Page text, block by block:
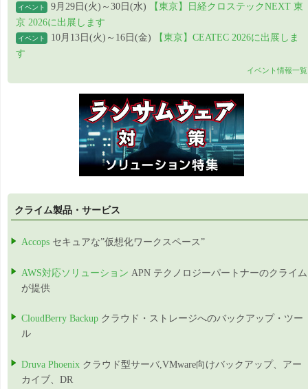
イベント 9月29日(火)～30日(水)
【東京】日経クロステックNEXT 東
京 2026に出展します
イベント 10月13日(火)～16日(金)
【東京】CEATEC 2026に出展しま
す
イベント情報一覧
クライム製品・サービス
Accops セキュアな”仮想化ワークスペース”
AWS対応ソリューション APN テクノロジーパートナーのクライム
が提供
CloudBerry Backup クラウド・ストレージへのバックアップ・ツー
ル
Druva Phoenix クラウド型サーバ,VMware向けバックアップ、アー
カイブ、DR